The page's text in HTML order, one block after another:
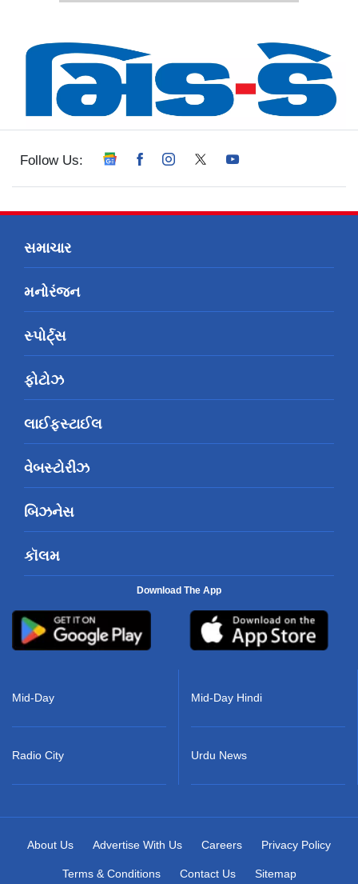
Follow Us:
સમાચાર
મનોરંજન
સ્પોર્ટ્સ
ફોટોઝ
લાઈફસ્ટાઈલ
વેબસ્ટોરીઝ
બિઝનેસ
કૉલમ
Download The App
Mid-Day
Radio City
Mid-Day Hindi
Urdu News
About Us Advertise With Us Careers Privacy Policy
Terms & Conditions Contact Us Sitemap